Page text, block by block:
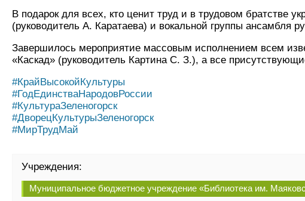
В подарок для всех, кто ценит труд и в трудовом братстве
(руководитель А. Каратаева) и вокальной группы ансамбля
Завершилось мероприятие массовым исполнением всем
«Каскад» (руководитель Картина С. З.), а все
#КрайВысокойКультуры
#ГодЕдинстваНародовРоссии
#КультураЗеленогорск
#ДворецКультурыЗеленогорск
#МирТрудМай
Учреждения:
Муниципальное бюджетное учреждение «Библиотека им.